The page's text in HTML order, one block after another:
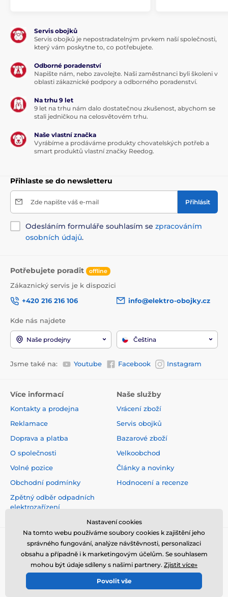
Servis obojků
Servis obojků je nepostradatelným prvkem naší společnosti,
který vám poskytne to, co potřebujete.
Odborné poradenství
Napište nám, nebo zavolejte. Naši zaměstnanci byli školeni v
oblasti zákaznické podpory a odborného poradenství.
Na trhu 9 let
9 let na trhu nám dalo dostatečnou zkušenost, abychom se
stali jedničkou na celosvětovém trhu.
Naše vlastní značka
Vyrábíme a prodáváme produkty chovatelských potřeb a
smart produktů vlastní značky Reedog.
Přihlaste se do newsletteru
Zde napište váš e-mail Přihlásit
Odesláním formuláře souhlasím se zpracováním
osobních údajů.
Potřebujete poradit offline
Zákaznický servis je k dispozici
+420 216 216 106
info@elektro-obojky.cz
Kde nás najdete
Naše prodejny Čeština
Jsme také na: Youtube Facebook Instagram
Více informací
Kontakty a prodejna
Reklamace
Doprava a platba
O společnosti
Volné pozice
Obchodní podmínky
Zpětný odběr odpadních
elektrozařízení
Naše služby
Vrácení zboží
Servis obojků
Bazarové zboží
Velkoobchod
Články a novinky
Hodnocení a recenze
© 2026 www.elektro-obojky.cz ⦁ E-shop vytvořila
Nastavení cookies
Na tomto webu používáme soubory cookies k zajištění jeho
správného fungování, analýze návštěvnosti, personalizaci
obsahu a případně i k marketingovým účelům. Se souhlasem
mohou být údaje sdíleny s našimi partnery. Zjistit více»
Povolit vše